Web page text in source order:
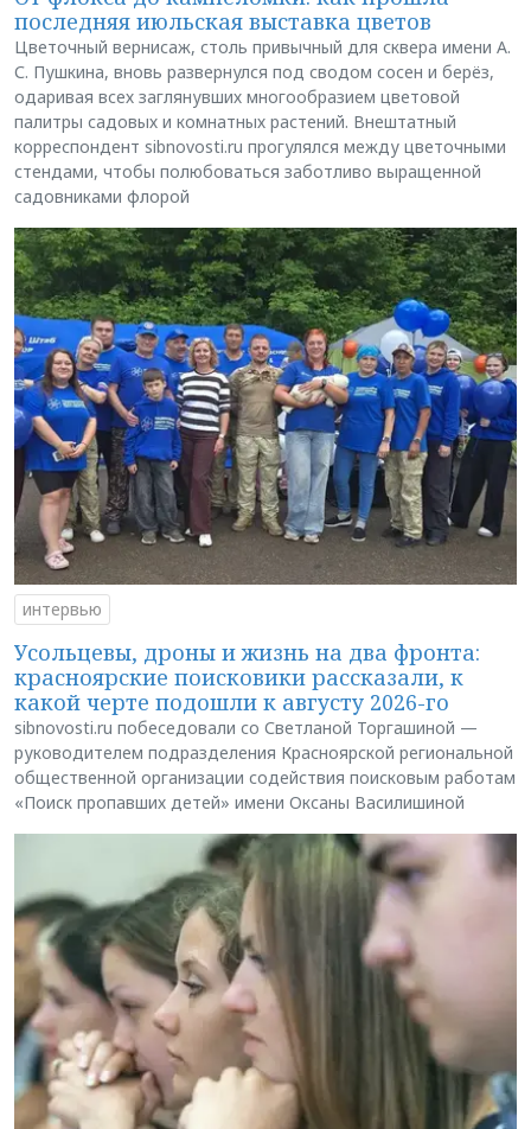
последняя июльская выставка цветов
Цветочный вернисаж, столь привычный для сквера имени А.
С. Пушкина, вновь развернулся под сводом сосен и берёз,
одаривая всех заглянувших многообразием цветовой
палитры садовых и комнатных растений. Внештатный
корреспондент sibnovosti.ru прогулялся между цветочными
стендами, чтобы полюбоваться заботливо выращенной
садовниками флорой
интервью
Усольцевы, дроны и жизнь на два фронта:
красноярские поисковики рассказали, к
какой черте подошли к августу 2026-го
sibnovosti.ru побеседовали со Светланой Торгашиной —
руководителем подразделения Красноярской региональной
общественной организации содействия поисковым работам
«Поиск пропавших детей» имени Оксаны Василишиной